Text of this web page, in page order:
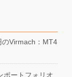
のVirmach：MT4
ポートフォリオ